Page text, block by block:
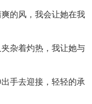
的风，我会让她在我
杂着灼热，我让她与
手去迎接，轻轻的承